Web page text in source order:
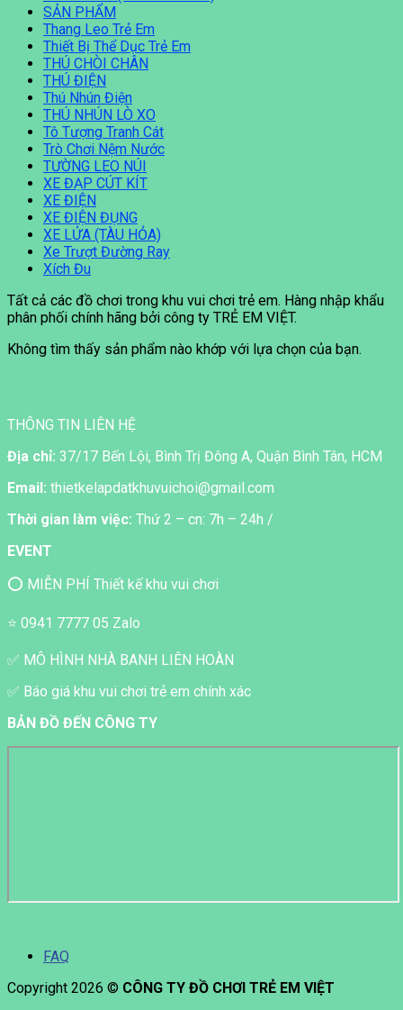
SẢN PHẨM
Thang Leo Trẻ Em
Thiết Bị Thể Dục Trẻ Em
THÚ CHÒI CHÂN
THÚ ĐIỆN
Thú Nhún Điện
THÚ NHÚN LÒ XO
Tô Tượng Tranh Cát
Trò Chơi Nệm Nước
TƯỜNG LEO NÚI
XE ĐẠP CÚT KÍT
XE ĐIỆN
XE ĐIỆN ĐỤNG
XE LỬA (TÀU HỎA)
Xe Trượt Đường Ray
Xích Đu
Tất cả các đồ chơi trong khu vui chơi trẻ em. Hàng nhập khẩu
phân phối chính hãng bởi công ty TRẺ EM VIỆT.
Không tìm thấy sản phẩm nào khớp với lựa chọn của bạn.
THÔNG TIN LIÊN HỆ
Địa chỉ: 37/17 Bến Lội, Bình Trị Đông A, Quận Bình Tân, HCM
Email: thietkelapdatkhuvuichoi@gmail.com
Thời gian làm việc: Thứ 2 – cn: 7h – 24h /
EVENT
⭕ MIỄN PHÍ Thiết kế khu vui chơi
⭐ 0941 7777 05 Zalo
✅ MÔ HÌNH NHÀ BANH LIÊN HOÀN
✅ Báo giá khu vui chơi trẻ em chính xác
BẢN ĐỒ ĐẾN CÔNG TY
FAQ
Copyright 2026 © CÔNG TY ĐỒ CHƠI TRẺ EM VIỆT